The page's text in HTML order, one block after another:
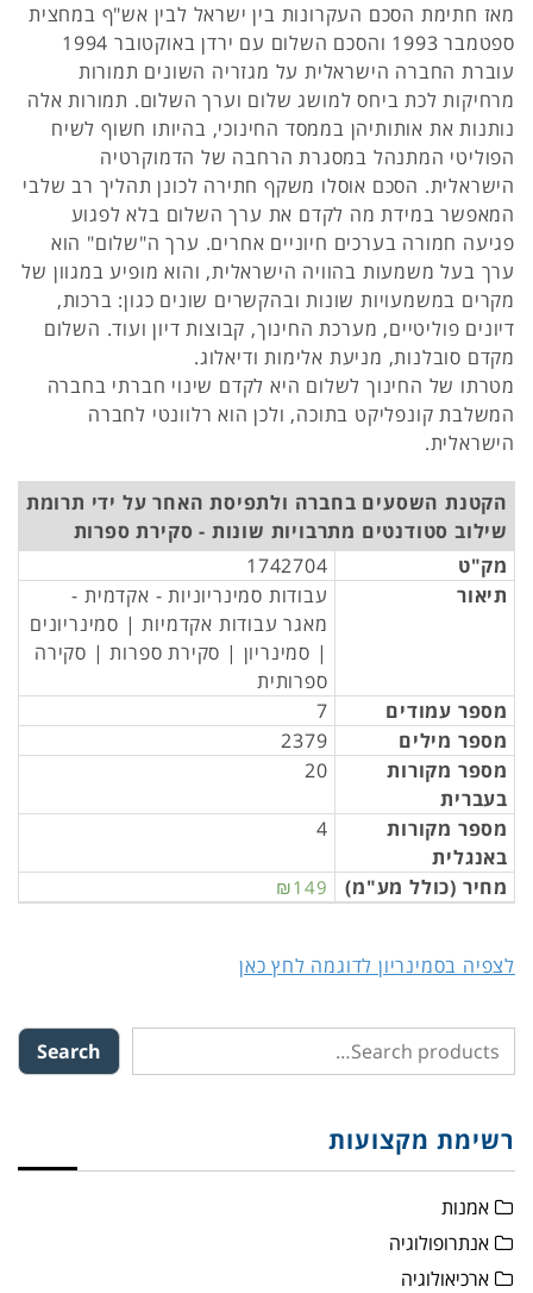
מאז חתימת הסכם העקרונות בין ישראל לבין אש"ף במחצית
ספטמבר 1993 והסכם השלום עם ירדן באוקטובר 1994
עוברת החברה הישראלית על מגזריה השונים תמורות
מרחיקות לכת ביחס למושג שלום וערך השלום. תמורות אלה
נותנות את אותותיהן בממסד החינוכי, בהיותו חשוף לשיח
הפוליטי המתנהל במסגרת הרחבה של הדמוקרטיה
הישראלית. הסכם אוסלו משקף חתירה לכונן תהליך רב שלבי
המאפשר במידת מה לקדם את ערך השלום בלא לפגוע
פגיעה חמורה בערכים חיוניים אחרים. ערך ה"שלום" הוא
ערך בעל משמעות בהוויה הישראלית, והוא מופיע במגוון של
מקרים במשמעויות שונות ובהקשרים שונים כגון: ברכות,
דיונים פוליטיים, מערכת החינוך, קבוצות דיון ועוד. השלום
מקדם סובלנות, מניעת אלימות ודיאלוג.
מטרתו של החינוך לשלום היא לקדם שינוי חברתי בחברה
המשלבת קונפליקט בתוכה, ולכן הוא רלוונטי לחברה
הישראלית.
הקטנת השסעים בחברה ולתפיסת האחר על ידי תרומת
שילוב סטודנטים מתרבויות שונות - סקירת ספרות
מק"ט
1742704
תיאור
עבודות סמינריוניות - אקדמית -
מאגר עבודות אקדמיות | סמינריונים
| סמינריון | סקירת ספרות | סקירה
ספרותית
מספר עמודים
7
מספר מילים
2379
מספר מקורות
בעברית
20
מספר מקורות
באנגלית
4
מחיר (כולל מע"מ) ₪149
לצפיה בסמינריון לדוגמה לחץ כאן
Search
רשימת מקצועות
אמנות
אנתרופולוגיה
ארכיאולוגיה